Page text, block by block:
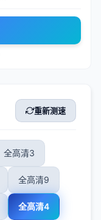
重新测速
全高清3
全高清9
全高清4